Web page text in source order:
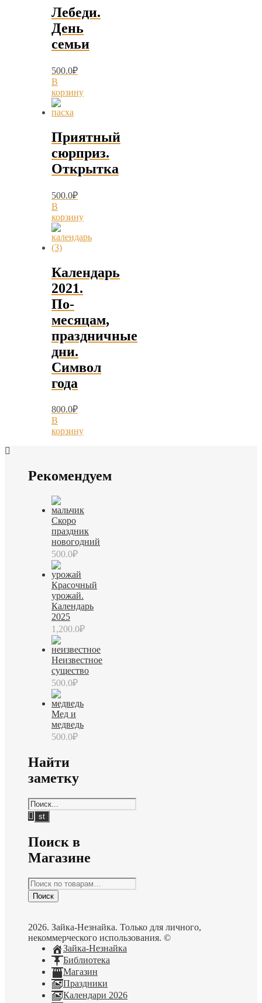
Лебеди.
День
семьи
500.0₽
В
корзину
Приятный
сюрприз.
Открытка
500.0₽
В
корзину
Календарь
2021.
По-
месяцам,
праздничные
дни.
Символ
года
800.0₽
В
корзину
Рекомендуем
Скоро
праздник
новогодний
500.0₽
Красочный
урожай.
Календарь
2025
1,200.0₽
Неизвестное
существо
500.0₽
Мед и
медведь
500.0₽
Найти
заметку
Поиск в
Магазине
Искать:
Поиск
2026. Зайка-Незнайка. Только для личного,
некоммерческого использования. ©
Зайка-Незнайка
Библиотека
Магазин
Праздники
Календари 2026